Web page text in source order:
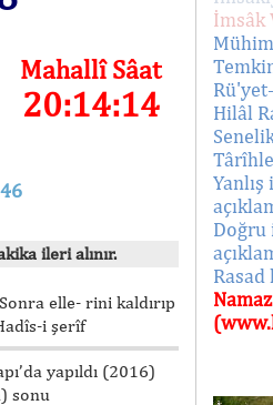
Mahallî Sâat
20:14:14
ileri alınır.
elle- rini kaldırıp
i şerîf
yapıldı (2016)
sonu
İmsâk
Hilâl
Doğru
Rasad
Namaz